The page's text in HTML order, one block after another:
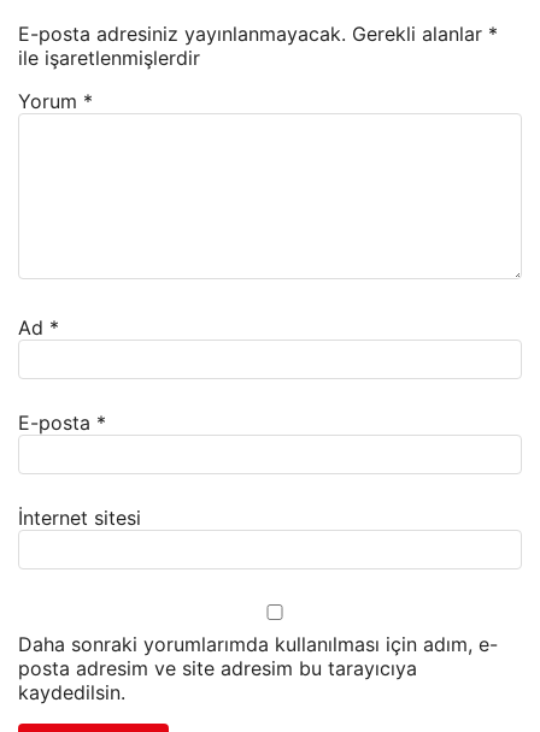
E-posta adresiniz yayınlanmayacak. Gerekli alanlar *
ile işaretlenmişlerdir
Yorum *
Ad *
E-posta *
İnternet sitesi
Daha sonraki yorumlarımda kullanılması için adım, e-
posta adresim ve site adresim bu tarayıcıya
kaydedilsin.